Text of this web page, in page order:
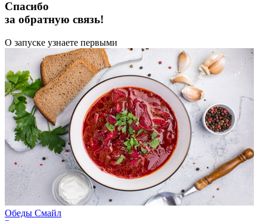
Спасибо
за обратную связь!
О запуске узнаете первыми
Обеды Смайл